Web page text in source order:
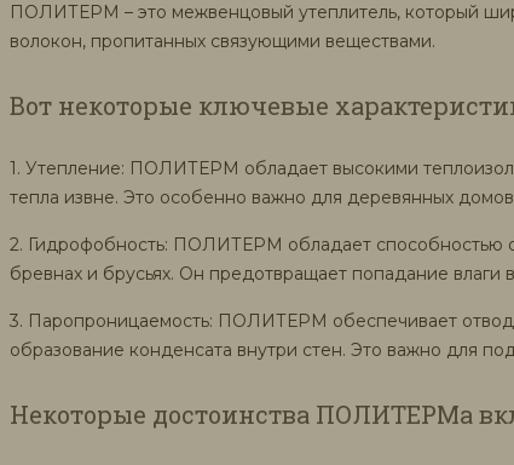
ПОЛИТЕРМ – это межвенцовый утеплитель, который
волокон, пропитанных связующими веществами.
Вот некоторые ключевые
1. Утепление: ПОЛИТЕРМ обладает высокими
тепла извне. Это особенно важно для деревянных
2. Гидрофобность: ПОЛИТЕРМ обладает способностью
бревнах и брусьях. Он предотвращает попадание влаги
3. Паропроницаемость: ПОЛИТЕРМ обеспечивает отвод
образование конденсата внутри стен. Это важно для
Некоторые достоинства ПОЛИТЕРМа